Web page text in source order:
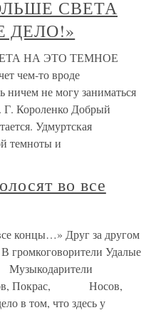
СВЕТА
ДЕЛО!»
НА ЭТО ТЕМНОЕ
чем-то вроде
ничем не могу заниматься
Г. Короленко Добрый
Удмуртская
темноты и
во все
концы…» Друг за другом
Удалые
Покрас, Носов,
в том, что здесь у